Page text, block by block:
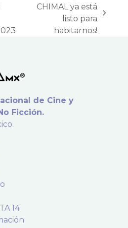
CHIMAL ya está
listo para
habitarnos!
de Cine y
Ficción.
14